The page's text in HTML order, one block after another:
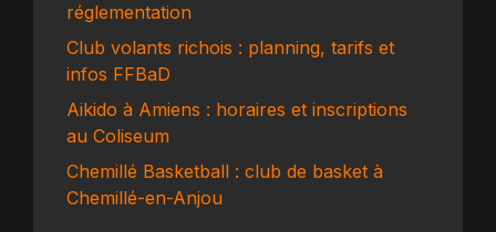
réglementation
Club volants richois : planning, tarifs et
infos FFBaD
Aikido à Amiens : horaires et inscriptions
au Coliseum
Chemillé Basketball : club de basket à
Chemillé-en-Anjou